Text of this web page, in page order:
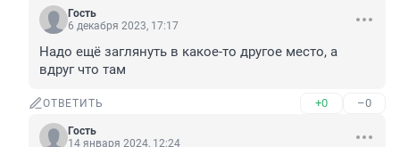
Гость
6 декабря 2023, 17:17
Надо ещё заглянуть в какое-то другое место, а
вдруг что там
ОТВЕТИТЬ +0 –0
Гость
14 января 2024, 12:24